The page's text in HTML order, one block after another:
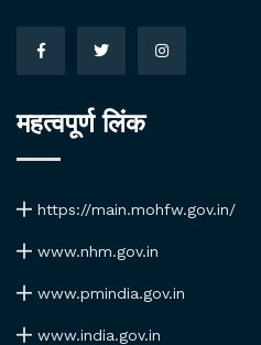
महत्वपूर्ण लिंक
https://main.mohfw.gov.in/
www.nhm.gov.in
www.pmindia.gov.in
www.india.gov.in